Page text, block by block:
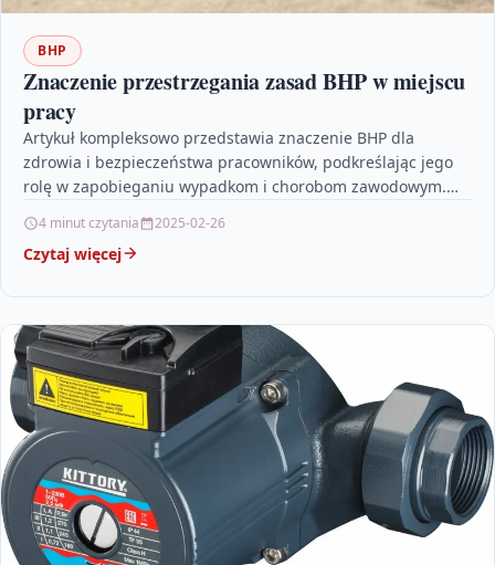
BHP
Znaczenie przestrzegania zasad BHP w miejscu
pracy
Artykuł kompleksowo przedstawia znaczenie BHP dla
zdrowia i bezpieczeństwa pracowników, podkreślając jego
rolę w zapobieganiu wypadkom i chorobom zawodowym.
4 minut czytania 2025-02-26
Czytaj więcej